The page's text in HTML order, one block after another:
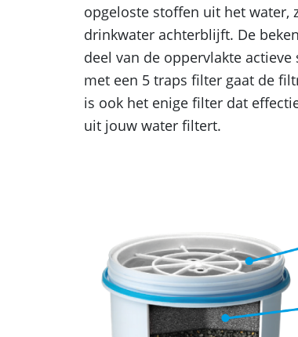
opgeloste stoffen uit het water,
drinkwater achterblijft. De
deel van de oppervlakte
met een 5 traps filter gaat de
is ook het enige filter dat
uit jouw water filtert.